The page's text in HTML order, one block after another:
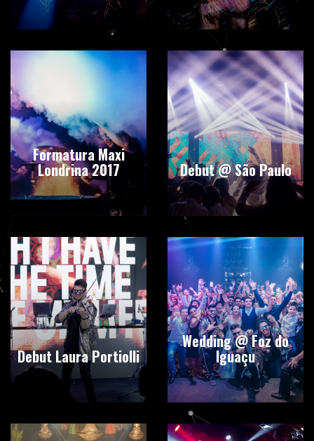
Formatura Maxi
Londrina 2017 Debut @ São Paulo
Debut Laura Portiolli
Wedding @ Foz do
Iguaçu